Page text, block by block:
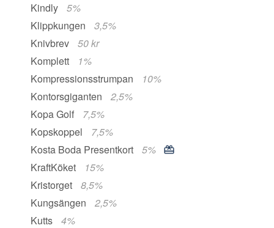
Kindly
5%
Klippkungen
3,5%
Knivbrev
50 kr
Komplett
1%
Kompressionsstrumpan
10%
Kontorsgiganten
2,5%
Kopa Golf
7,5%
Kopskoppel
7,5%
Kosta Boda Presentkort
5%
KraftKöket
15%
Kristorget
8,5%
Kungsängen
2,5%
Kutts
4%